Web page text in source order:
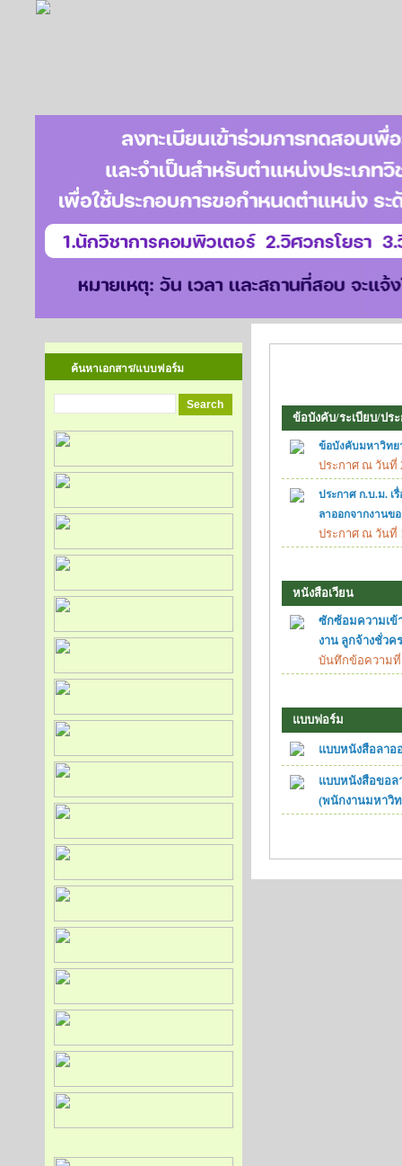
ค้นหาเอกสาร/แบบฟอร์ม
ข้อบังคับ/ระเบียบ/ปร
ข้อบังคับมหาวิทย
ประกาศ ณ วันที่
ประกาศ ก.บ.ม. เ
ลาออกจากงานข
ประกาศ ณ วันที่
หนังสือเวียน
ซักซ้อมความเข้
งาน ลูกจ้างชั่วค
บันทึกข้อความที่
แบบฟอร์ม
แบบหนังสือลาอ
แบบหนังสือขอล
(พนักงานมหาวิ